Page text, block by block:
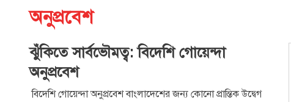
অনুপ্রবেশ
ঝুঁকিতে সার্বভৌমত্ব: বিদেশি গোয়েন্দা
অনুপ্রবেশ
বিদেশি গোয়েন্দা অনুপ্রবেশ বাংলাদেশের জন্য কোনো প্রান্তিক উদ্বেগ